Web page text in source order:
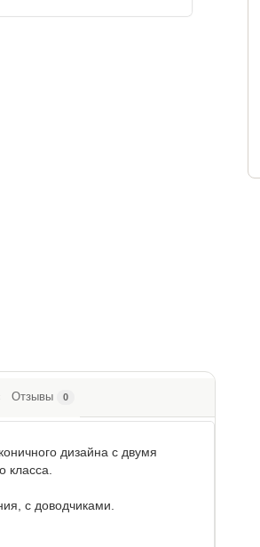
Отзывы 0
дизайна с двумя
класса.
с доводчиками.